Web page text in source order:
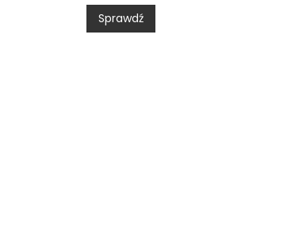
0
o
u
t
Sprawdź